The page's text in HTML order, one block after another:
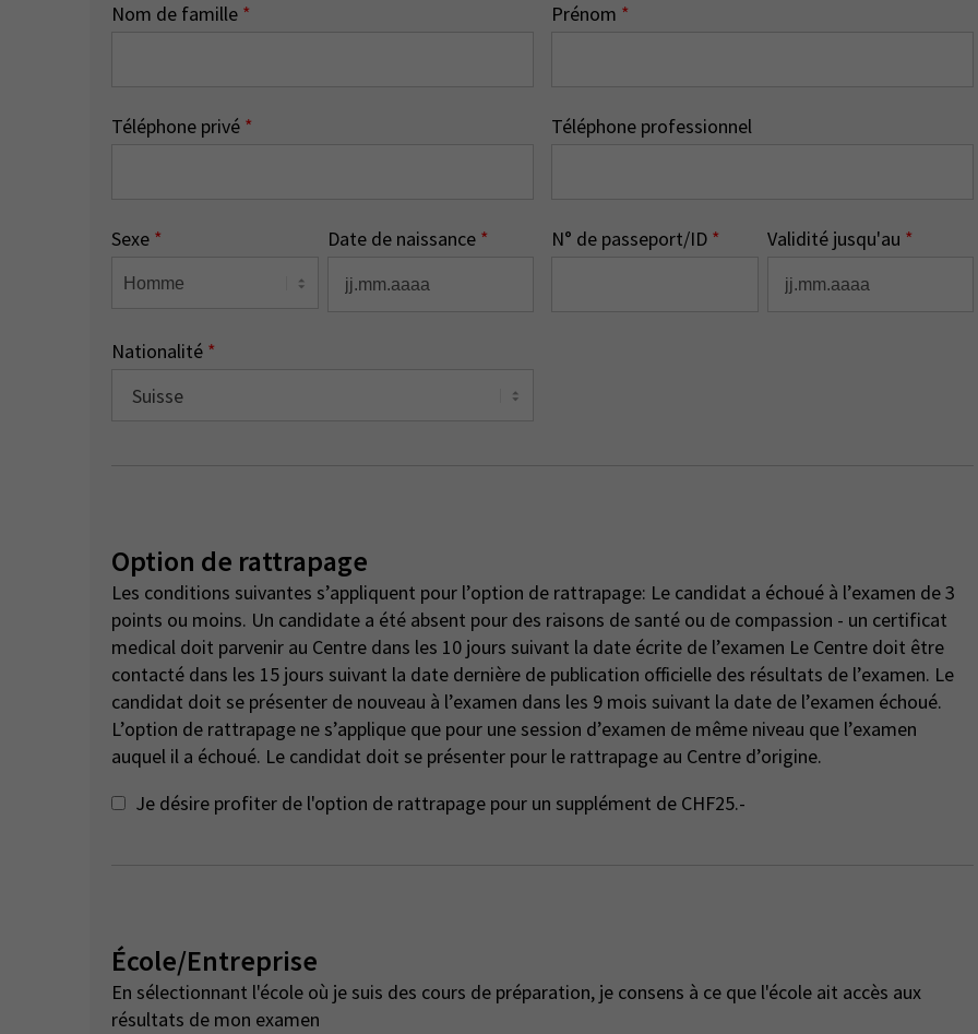
Nom de famille * Prénom *
Téléphone privé * Téléphone professionnel
Sexe * Date de naissance * N° de passeport/ID * Validité jusqu'au *
Nationalité *
Suisse
Option de rattrapage
Les conditions suivantes s’appliquent pour l’option de rattrapage: Le candidat a échoué à l’examen de 3
points ou moins. Un candidate a été absent pour des raisons de santé ou de compassion - un certificat
medical doit parvenir au Centre dans les 10 jours suivant la date écrite de l’examen Le Centre doit être
contacté dans les 15 jours suivant la date dernière de publication officielle des résultats de l’examen. Le
candidat doit se présenter de nouveau à l’examen dans les 9 mois suivant la date de l’examen échoué.
L’option de rattrapage ne s’applique que pour une session d’examen de même niveau que l’examen
auquel il a échoué. Le candidat doit se présenter pour le rattrapage au Centre d’origine.
Je désire profiter de l'option de rattrapage pour un supplément de CHF25.-
École/Entreprise
En sélectionnant l'école où je suis des cours de préparation, je consens à ce que l'école ait accès aux
résultats de mon examen